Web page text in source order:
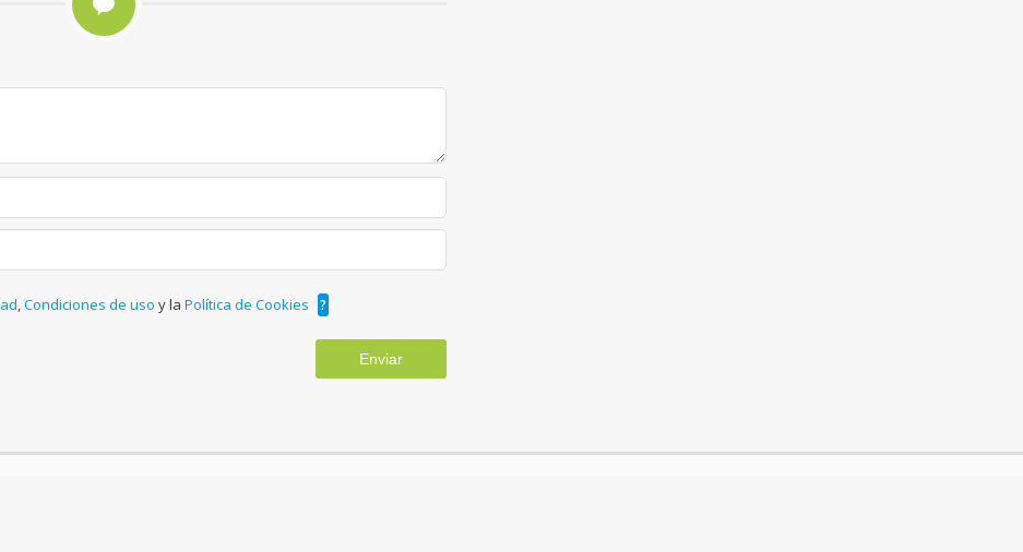
,Condiciones de usoy laPolítica de Cookies ?
Enviar